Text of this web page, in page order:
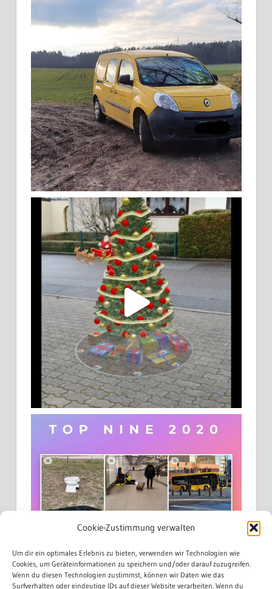
Cookie-Zustimmung verwalten
Um dir ein optimales Erlebnis zu bieten, verwenden wir Technologien wie
Cookies, um Geräteinformationen zu speichern und/oder darauf zuzugreifen.
Wenn du diesen Technologien zustimmst, können wir Daten wie das
Surfverhalten oder eindeutige IDs auf dieser Website verarbeiten. Wenn du